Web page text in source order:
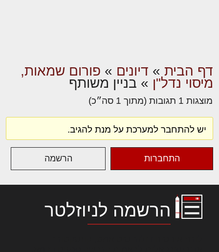
דף הבית » דיונים » פורום שמאות,
מיסוי נדל"ן » בניין משותף
מוצגות 1 תגובות (מתוך 1 סה״כ)
יש להתחבר למערכת על מנת להגיב.
התחברות הרשמה
הרשמה לניוזלטר